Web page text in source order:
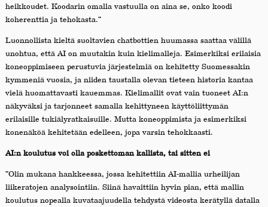
heikkoudet. Koodarin omalla vastuulla on aina se, onko koodi
koherenttia ja tehokasta.”
Luonnollista kieltä suoltavien chatbottien huumassa saattaa välillä
unohtua, että AI on muutakin kuin kielimalleja. Esimerkiksi erilaisia
koneoppimiseen perustuvia järjestelmiä on kehitetty Suomessakin
kymmeniä vuosia, ja niiden taustalla olevan tieteen historia kantaa
vielä huomattavasti kauemmas. Kielimallit ovat vain tuoneet AI:n
näkyväksi ja tarjonneet samalla kehittyneen käyttöliittymän
erilaisille tukiälyratkaisuille. Mutta koneoppimista ja esimerkiksi
konenäköä kehitetään edelleen, jopa varsin tehokkaasti.
AI:n koulutus voi olla poskettoman kallista, tai sitten ei
”Olin mukana hankkeessa, jossa kehitettiin AI-mallia urheilijan
liikeratojen analysointiin. Siinä havaittiin hyvin pian, että mallin
koulutus nopealla kuvataajuudella tehdystä videosta kerätyllä datalla